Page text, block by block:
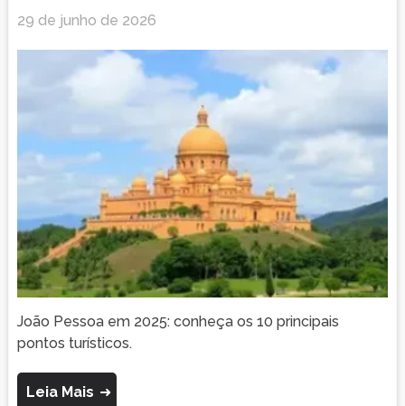
29 de junho de 2026
João Pessoa em 2025: conheça os 10 principais
pontos turísticos.
Leia Mais